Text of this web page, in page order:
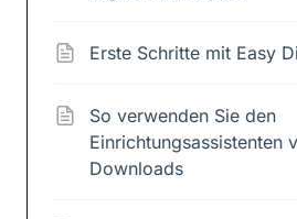
Erste Schritte mit Easy
So verwenden Sie den
Einrichtungsassistenten
Downloads